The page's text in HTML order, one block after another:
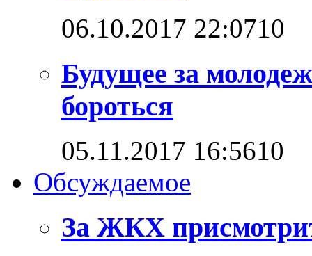
06.10.2017 22:0710
Будущее за
бороться
05.11.2017 16:5610
Обсуждаемое
За ЖКХ